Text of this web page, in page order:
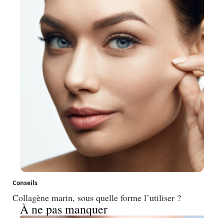
Conseils
Collagène marin, sous quelle forme l’utiliser ?
À ne pas manquer